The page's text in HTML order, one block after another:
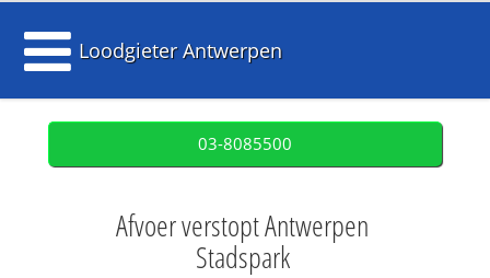
Loodgieter Antwerpen
03-8085500
Afvoer verstopt Antwerpen
Stadspark